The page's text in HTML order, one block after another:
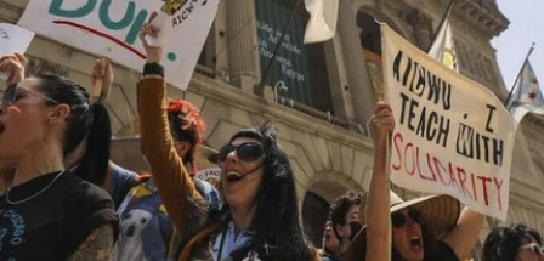
尺。据《纽约时报》报道，该馆也是古根海姆体系
中造价最高的博物馆，预计总成本超过10亿美元。
博物馆将重点展示1960年代以来的艺术作品，并自
2009年起开始建立馆藏。不同于传统按时间顺序排
列展品的方式，展览将按主题划分为“抽象”、“流行
文化”、“土地”、“语言”和“叙事”等单元。根据新闻
稿，这种设计旨在邀请观众“按照自己的方式”与艺